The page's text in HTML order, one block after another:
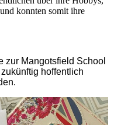
konnten somit ihre
zur Mangotsfield School
hoffentlich